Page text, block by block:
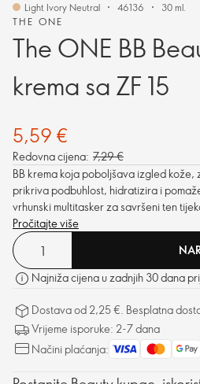
THE ONE
The ONE BB
krema sa ZF 15
Light Ivory Neutral 46136 30 ml.
5,59 €
Redovna cijena: 7,29 €
BB krema koja poboljšava izgled kože,
prikriva podbuhlost, hidratizira i
vrhunski multitasker za savršeni ten
Pročitajte više
Najniža cijena u zadnjih 30 dana
Dostava od 2,25 €. Besplatna
Vrijeme isporuke: 2-7 dana
Načini plaćanja: